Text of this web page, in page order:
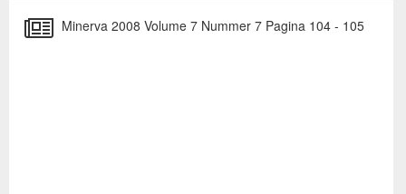
Minerva 2008 Volume 7 Nummer 7 Pagina 104 - 105